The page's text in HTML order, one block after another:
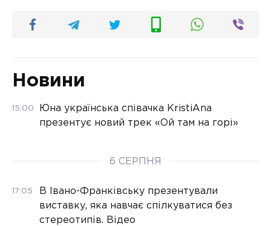
Новини
15:00
Юна українська співачка KristiAna
презентує новий трек «Ой там на горі»
6 СЕРПНЯ
17:05
В Івано-Франківську презентували
виставку, яка навчає спілкуватися без
стереотипів. Відео